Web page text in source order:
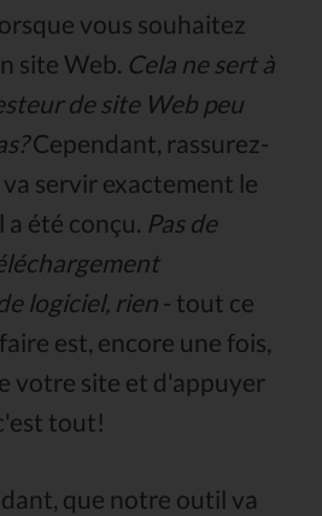
vous souhaitez
site Web. Cela ne sert à
de site Web peu
Cependant, rassurez-
servir exactement le
été conçu. Pas de
logiciel, rien - tout ce
est, encore une fois,
votre site et d'appuyer
tout!
que notre outil va